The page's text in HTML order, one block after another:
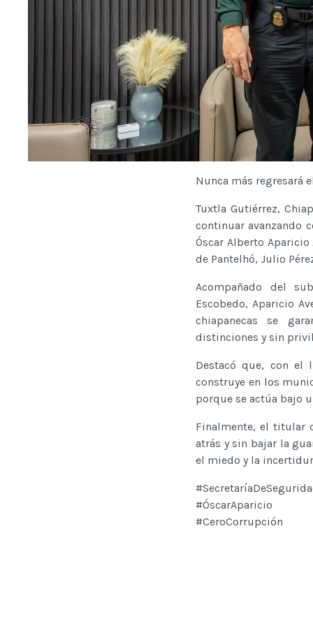
Nunca más regresará
Tuxtla Gutiérrez,
continuar avanzando
Óscar Alberto
de Pantelhó, Julio
Acompañado del
Escobedo, Aparicio
chiapanecas se
distinciones y sin
Destacó que, con el
construye en los
porque se actúa bajo
Finalmente, el titular
atrás y sin bajar la
el miedo y la
#ÓscarAparicio
#CeroCorrupción